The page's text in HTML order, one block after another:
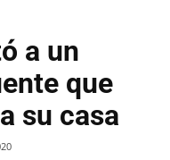
a un
que
su casa